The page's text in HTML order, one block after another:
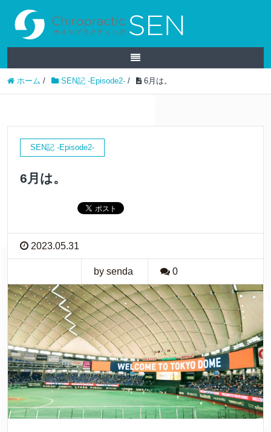
ホーム / SEN記 -Episode2- / 6月は。
SEN記 -Episode2-
6月は。
2023.05.31
by senda 0